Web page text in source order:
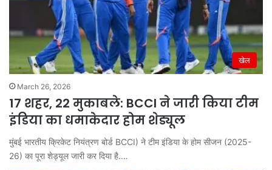
खेल
March 26, 2026
17 शहर, 22 मुकाबले: BCCI ने जारी किया टीम
इंडिया का धमाकेदार होम शेड्यूल
मुंबई भारतीय क्रिकेट नियंत्रण बोर्ड BCCI) ने टीम इंडिया के होम सीजन (2025-
26) का पूरा शेड्यूल जारी कर दिया है.…